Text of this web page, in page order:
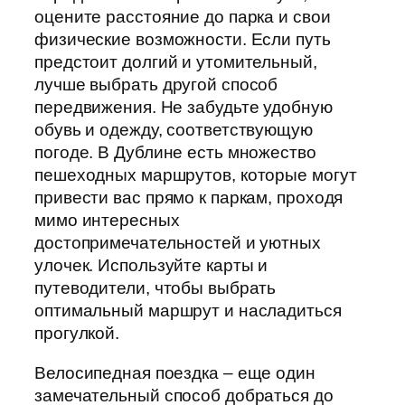
оцените расстояние до парка и свои
физические возможности. Если путь
предстоит долгий и утомительный,
лучше выбрать другой способ
передвижения. Не забудьте удобную
обувь и одежду, соответствующую
погоде. В Дублине есть множество
пешеходных маршрутов, которые могут
привести вас прямо к паркам, проходя
мимо интересных
достопримечательностей и уютных
улочек. Используйте карты и
путеводители, чтобы выбрать
оптимальный маршрут и насладиться
прогулкой.
Велосипедная поездка – еще один
замечательный способ добраться до